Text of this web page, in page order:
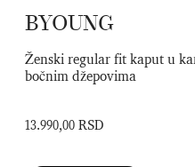
BYOUNG
Ženski regular fit kaput u
bočnim džepovima
13.990,00 RSD